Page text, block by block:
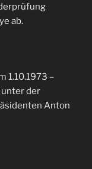
ab.
1.10.1973 –
der
Anton